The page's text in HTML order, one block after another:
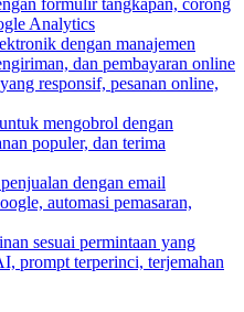
formulir tangkapan, corong
Analytics
dengan manajemen
dan pembayaran online
responsif, pesanan online,
mengobrol dengan
populer, dan terima
dengan email
automasi pemasaran,
sesuai permintaan yang
prompt terperinci, terjemahan